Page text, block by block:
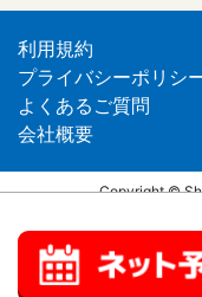
利用規約
プライバシーポリシ
よくあるご質問
会社概要
Copyright ©